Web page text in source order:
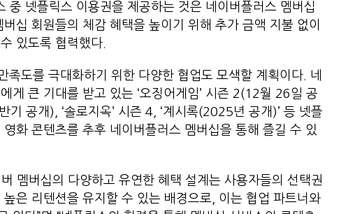
중 넷플릭스 이용권을 제공하는 것은 네이버플러스 멤버십
십 회원들의 체감 혜택을 높이기 위해 추가 금액 지불 없이
있도록 협력했다.
족도를 극대화하기 위한 다양한 협업도 모색할 계획이다. 네
게 큰 기대를 받고 있는 ‘오징어게임’ 시즌 2(12월 26일 공
기 공개), ‘솔로지옥’ 시즌 4, ‘계시록(2025년 공개)’ 등 넷플
화 콘텐츠를 추후 네이버플러스 멤버십을 통해 즐길 수 있
멤버십의 다양하고 유연한 혜택 설계는 사용자들의 선택권
은 리텐션을 유지할 수 있는 배경으로, 이는 협업 파트너와